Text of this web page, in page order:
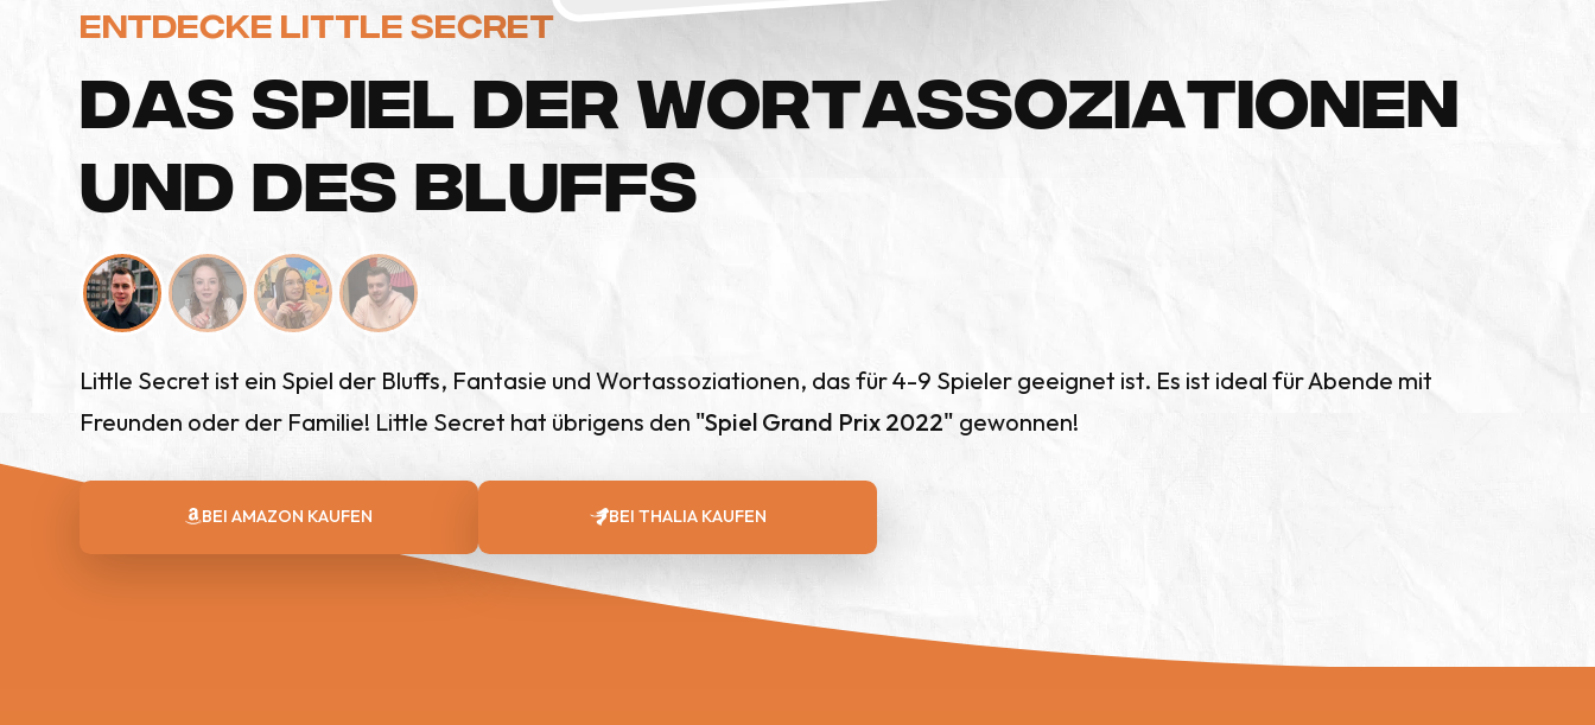
Entdecke Little Secret
DAS SPIEL DER WORTASSOZIATIONEN
UND DES BLUFFS
Little Secret ist ein Spiel der Bluffs, Fantasie und Wortassoziationen, das für 4-9 Spieler geeignet ist. Es ist ideal für Abende mit
Freunden oder der Familie! Little Secret hat übrigens den "Spiel Grand Prix 2022" gewonnen!
BEI AMAZON KAUFEN BEI THALIA KAUFEN